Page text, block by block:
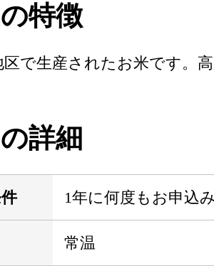
特徴
区で生産されたお米です。
詳細
1年に何度もお申込
常温